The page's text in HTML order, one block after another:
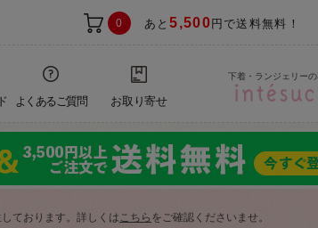
0 あと5,500 円で送料無料！
よくあるご質問 お取り寄せ
下着・ランジェリー
ております。詳しくはこちら をご確認くださいませ。